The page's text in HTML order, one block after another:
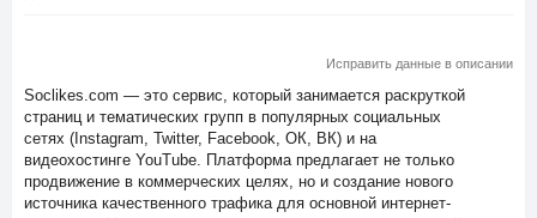
Исправить данные в описании
Soclikes.com — это сервис, который занимается раскруткой
страниц и тематических групп в популярных социальных
сетях (Instagram, Twitter, Facebook, ОК, ВК) и на
видеохостинге YouTube. Платформа предлагает не только
продвижение в коммерческих целях, но и создание нового
источника качественного трафика для основной интернет-